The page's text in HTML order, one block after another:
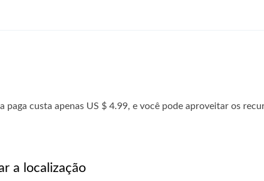
custa apenas US $ 4.99, e você pode aproveitar os
a localização